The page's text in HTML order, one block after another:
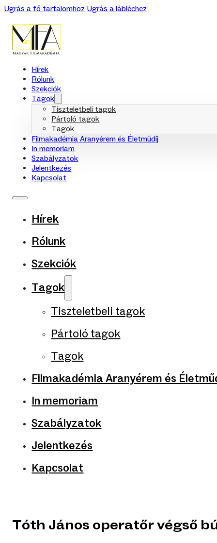
Ugrás a fő tartalomhoz Ugrás a lábléchez
Hírek
Rólunk
Szekciók
Tagok
Tiszteletbeli tagok
Pártoló tagok
Tagok
Filmakadémia Aranyérem és Életműdíj
In memoriam
Szabályzatok
Jelentkezés
Kapcsolat
Hírek
Rólunk
Szekciók
Tagok
Tiszteletbeli tagok
Pártoló tagok
Tagok
Filmakadémia Aranyérem és
In memoriam
Szabályzatok
Jelentkezés
Kapcsolat
Tóth János operatőr végső